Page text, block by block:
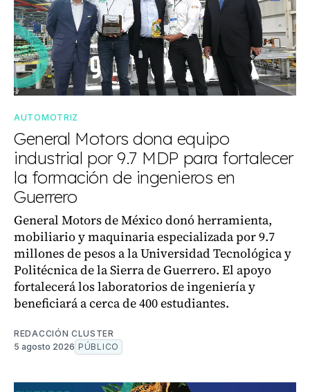
AUTOMOTRIZ
General Motors dona equipo
industrial por 9.7 MDP para fortalecer
la formación de ingenieros en
Guerrero
General Motors de México donó herramienta,
mobiliario y maquinaria especializada por 9.7
millones de pesos a la Universidad Tecnológica y
Politécnica de la Sierra de Guerrero. El apoyo
fortalecerá los laboratorios de ingeniería y
beneficiará a cerca de 400 estudiantes.
REDACCIÓN CLUSTER
5 agosto 2026 PÚBLICO